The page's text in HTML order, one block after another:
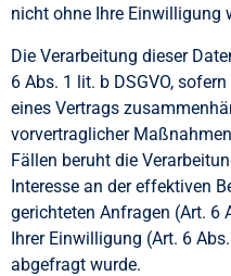
nicht ohne Ihre Einwilligung
Die Verarbeitung dieser
6 Abs. 1 lit. b DSGVO,
eines Vertrags
vorvertraglicher
Fällen beruht die
Interesse an der effektiven
gerichteten Anfragen (Art. 6
Ihrer Einwilligung (Art. 6
abgefragt wurde.